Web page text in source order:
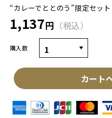
“カレーでととのう”限定セット
1,137円 税込
購入数
カート